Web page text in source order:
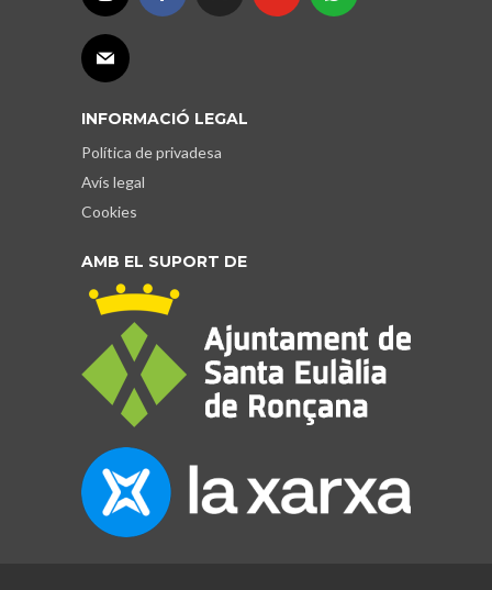
INFORMACIÓ LEGAL
Política de privadesa
Avís legal
Cookies
AMB EL SUPORT DE